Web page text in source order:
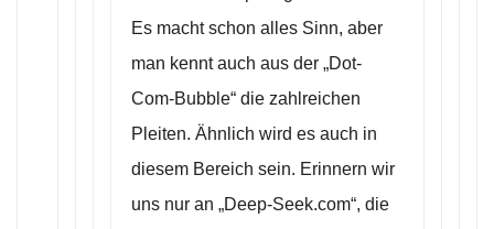
Es macht schon alles Sinn, aber
man kennt auch aus der „Dot-
Com-Bubble“ die zahlreichen
Pleiten. Ähnlich wird es auch in
diesem Bereich sein. Erinnern wir
uns nur an „Deep-Seek.com“, die